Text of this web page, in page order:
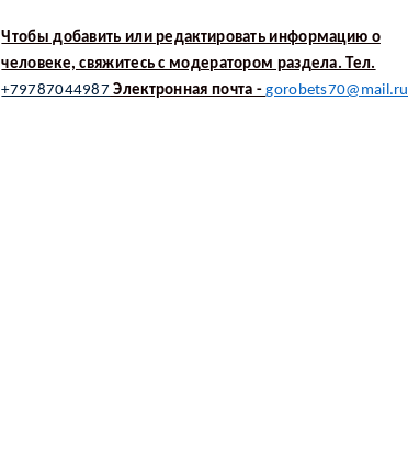
Чтобы добавить или редактировать информацию о
человеке, свяжитесь с модератором раздела. Тел.
+79787044987 Электронная почта -gorobets70@mail.ru